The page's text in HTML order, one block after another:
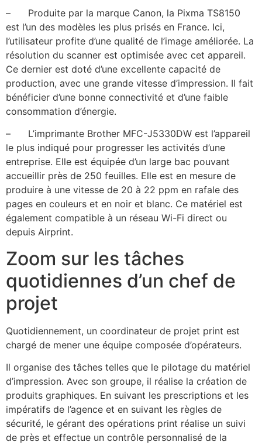
– Produite par la marque Canon, la Pixma TS8150
est l’un des modèles les plus prisés en France. Ici,
l’utilisateur profite d’une qualité de l’image améliorée. La
résolution du scanner est optimisée avec cet appareil.
Ce dernier est doté d’une excellente capacité de
production, avec une grande vitesse d’impression. Il fait
bénéficier d’une bonne connectivité et d’une faible
consommation d’énergie.
– L’imprimante Brother MFC-J5330DW est l’appareil
le plus indiqué pour progresser les activités d’une
entreprise. Elle est équipée d’un large bac pouvant
accueillir près de 250 feuilles. Elle est en mesure de
produire à une vitesse de 20 à 22 ppm en rafale des
pages en couleurs et en noir et blanc. Ce matériel est
également compatible à un réseau Wi-Fi direct ou
depuis Airprint.
Zoom sur les tâches
quotidiennes d’un chef de
projet
Quotidiennement, un coordinateur de projet print est
chargé de mener une équipe composée d’opérateurs.
Il organise des tâches telles que le pilotage du matériel
d’impression. Avec son groupe, il réalise la création de
produits graphiques. En suivant les prescriptions et les
impératifs de l’agence et en suivant les règles de
sécurité, le gérant des opérations print réalise un suivi
de près et effectue un contrôle personnalisé de la